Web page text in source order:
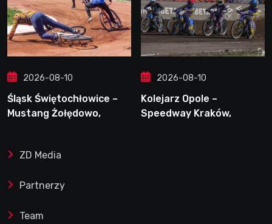
2026-08-10
Śląsk Świętochłowice –
Mustang Żołędowo,
2026-08-10
Kolejarz Opole –
Speedway Kraków,
ZD Media
Partnerzy
Team